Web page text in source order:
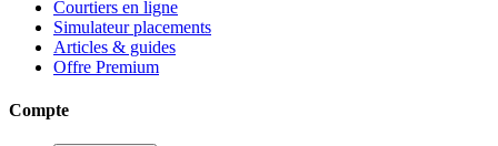
Courtiers en ligne
Simulateur placements
Articles & guides
Offre Premium
Compte